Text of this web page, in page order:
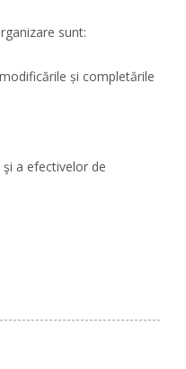
sunt:
și completările
a efectivelor de